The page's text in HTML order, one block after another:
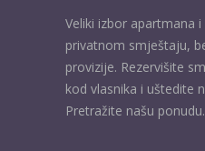
Veliki izbor apartmana i
privatnom smještaju,
provizije. Rezervišite
kod vlasnika i uštedite
Pretražite našu ponudu.